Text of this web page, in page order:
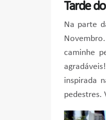
Tarde
Na parte
caminhe
inspirada
pedestres.